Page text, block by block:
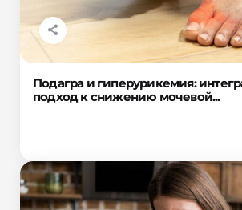
Подагра и гиперурикемия:
подход к снижению мочевой...